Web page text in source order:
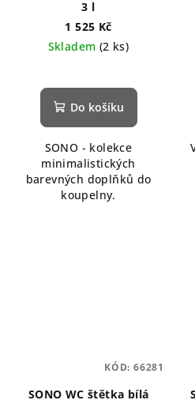
3 l
1 525 Kč
Skladem (2 ks)
Do košíku
SONO - kolekce
minimalistických
barevných doplňků do
koupelny.
SONO WC štětka bílá
KÓD: 66281